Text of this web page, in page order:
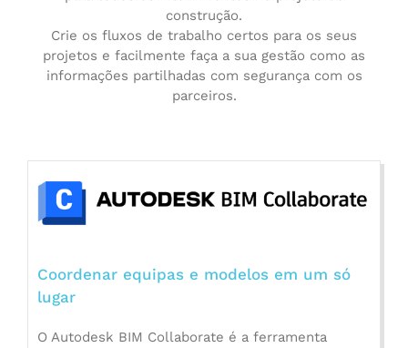
construção.
Crie os fluxos de trabalho certos para os seus
projetos e facilmente faça a sua gestão como as
informações partilhadas com segurança com os
parceiros.
Coordenar equipas e modelos em um só
lugar
O Autodesk BIM Collaborate é a ferramenta